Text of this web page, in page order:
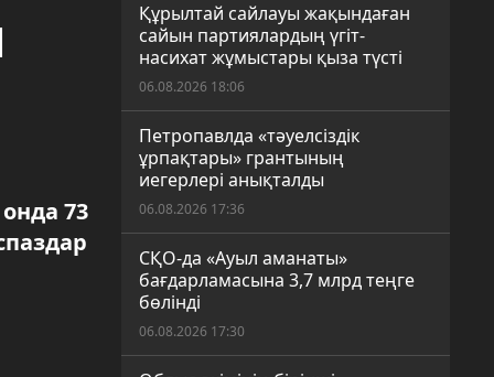
73
Құрылтай сайлауы жақындаған
сайын партиялардың үгіт-
насихат жұмыстары қыза түсті
06.08.2026 18:06
Петропавлда «тәуелсіздік
ұрпақтары» грантының
иегерлері анықталды
06.08.2026 17:36
СҚО-да «Ауыл аманаты»
бағдарламасына 3,7 млрд теңге
бөлінді
06.08.2026 17:30